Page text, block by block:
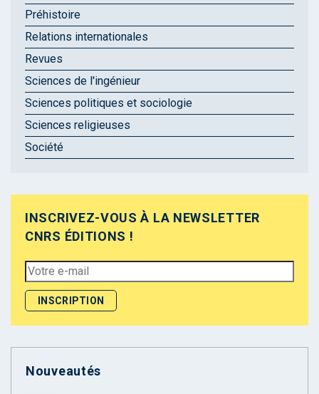
Préhistoire
Relations internationales
Revues
Sciences de l'ingénieur
Sciences politiques et sociologie
Sciences religieuses
Société
INSCRIVEZ-VOUS À LA NEWSLETTER
CNRS ÉDITIONS !
Nouveautés